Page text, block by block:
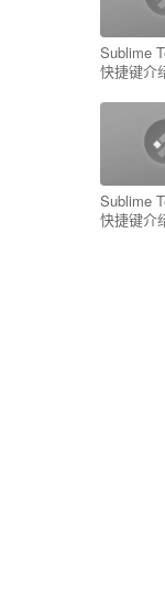
Sublime
快捷键介
Sublime
快捷键介